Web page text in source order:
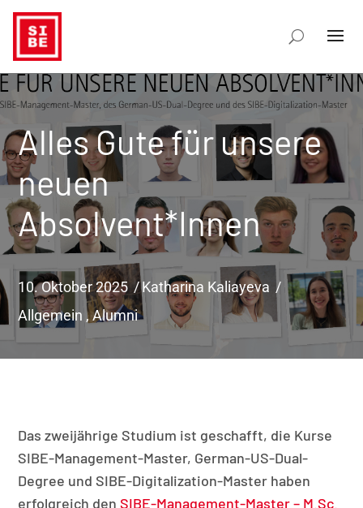
Alles Gute für unsere
neuen
Absolvent*Innen
10. Oktober 2025
Katharina Kaliayeva
Allgemein ,Alumni
Das zweijährige Studium ist geschafft, die Kurse
SIBE-Management-Master, German-US-Dual-
Degree und SIBE-Digitalization-Master haben
erfolgreich denSIBE-Management-Master – M.Sc.